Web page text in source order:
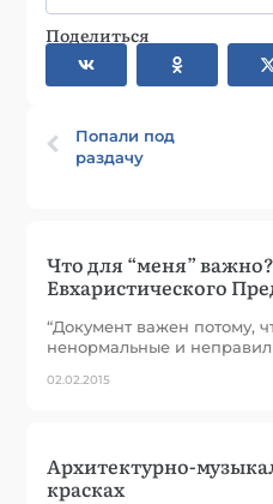
Поделиться
Попали под
раздачу
Что для “меня”
Евхаристического
“Документ важен потому,
ненормальные и
02.02.2015
Архитектурно-
красках